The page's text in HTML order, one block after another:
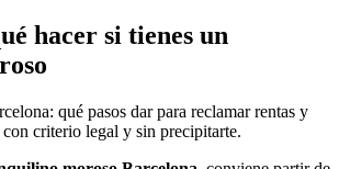
hacer si tienes un
qué pasos dar para reclamar rentas y
criterio legal y sin precipitarte.